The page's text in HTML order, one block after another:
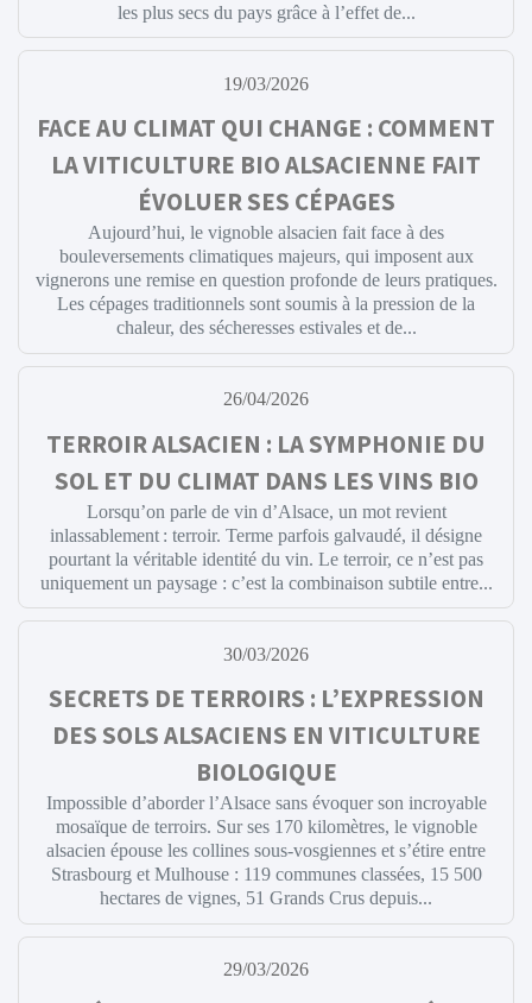
les plus secs du pays grâce à l’effet de...
19/03/2026
FACE AU CLIMAT QUI CHANGE : COMMENT
LA VITICULTURE BIO ALSACIENNE FAIT
ÉVOLUER SES CÉPAGES
Aujourd’hui, le vignoble alsacien fait face à des
bouleversements climatiques majeurs, qui imposent aux
vignerons une remise en question profonde de leurs pratiques.
Les cépages traditionnels sont soumis à la pression de la
chaleur, des sécheresses estivales et de...
26/04/2026
TERROIR ALSACIEN : LA SYMPHONIE DU
SOL ET DU CLIMAT DANS LES VINS BIO
Lorsqu’on parle de vin d’Alsace, un mot revient
inlassablement : terroir. Terme parfois galvaudé, il désigne
pourtant la véritable identité du vin. Le terroir, ce n’est pas
uniquement un paysage : c’est la combinaison subtile entre...
30/03/2026
SECRETS DE TERROIRS : L’EXPRESSION
DES SOLS ALSACIENS EN VITICULTURE
BIOLOGIQUE
Impossible d’aborder l’Alsace sans évoquer son incroyable
mosaïque de terroirs. Sur ses 170 kilomètres, le vignoble
alsacien épouse les collines sous-vosgiennes et s’étire entre
Strasbourg et Mulhouse : 119 communes classées, 15 500
hectares de vignes, 51 Grands Crus depuis...
29/03/2026